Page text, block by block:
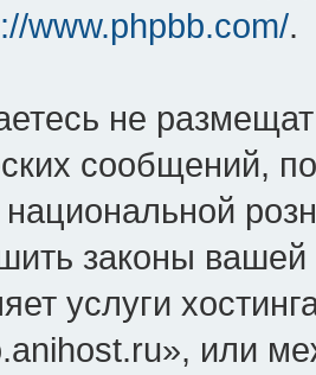
www.phpbb.com/.
не
сообщений,
национальной
законы
услуги
или